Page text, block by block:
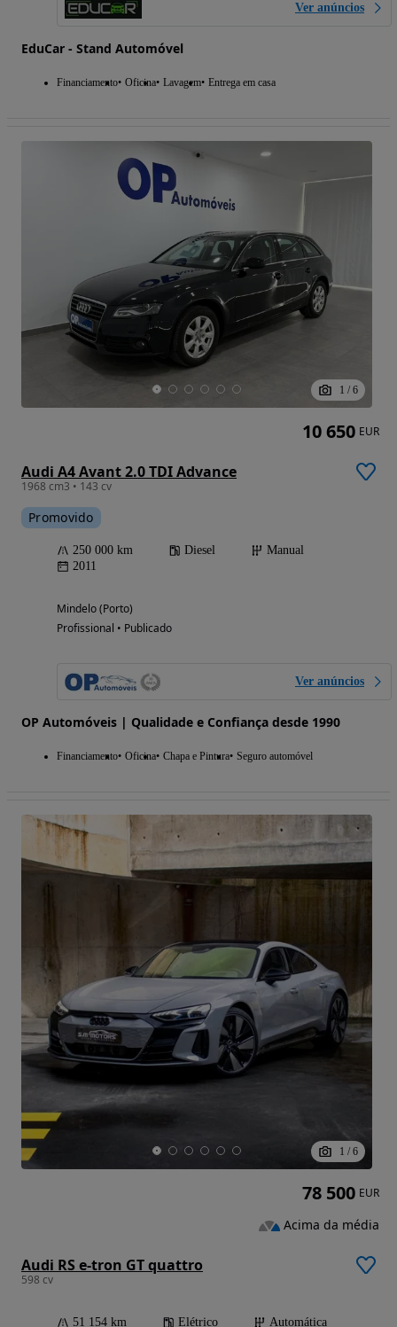
Ver anúncios
EduCar - Stand Automóvel
Financiamento Oficina Lavagem Entrega em casa
1 / 6
Audi A4 Avant 2.0 TDI Advance
1968 cm3 • 143 cv
Promovido
250 000 km Diesel
Manual
2011
Mindelo (Porto)
Profissional • Publicado
Ver anúncios
OP Automóveis | Qualidade e Confiança desde 1990
Financiamento Oficina Chapa e Pintura Seguro automóvel
10 650 EUR
1 / 6
Audi RS e-tron GT quattro
598 cv
51 154 km Elétrico Automática
78 500 EUR
Acima da média